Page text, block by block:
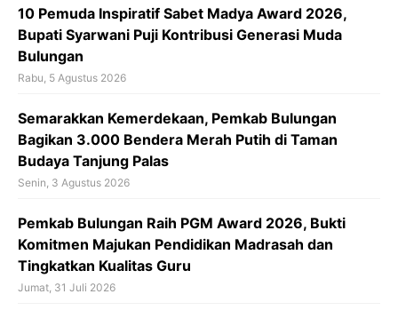
10 Pemuda Inspiratif Sabet Madya Award 2026,
Bupati Syarwani Puji Kontribusi Generasi Muda
Bulungan
Rabu, 5 Agustus 2026
Semarakkan Kemerdekaan, Pemkab Bulungan
Bagikan 3.000 Bendera Merah Putih di Taman
Budaya Tanjung Palas
Senin, 3 Agustus 2026
Pemkab Bulungan Raih PGM Award 2026, Bukti
Komitmen Majukan Pendidikan Madrasah dan
Tingkatkan Kualitas Guru
Jumat, 31 Juli 2026